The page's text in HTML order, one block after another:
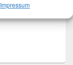
Impressum